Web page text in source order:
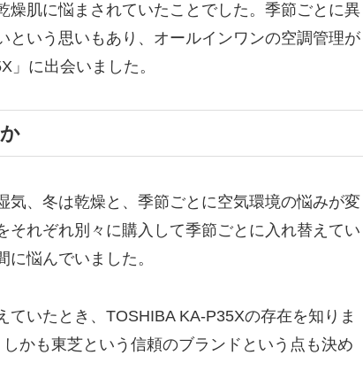
肌に悩まされていたことでした。季節ごとに異
いう思いもあり、オールインワンの空調管理が
」に出会いました。
、冬は乾燥と、季節ごとに空気環境の悩みが変
れぞれ別々に購入して季節ごとに入れ替えてい
悩んでいました。
いたとき、TOSHIBA KA-P35Xの存在を知りま
かも東芝という信頼のブランドという点も決め